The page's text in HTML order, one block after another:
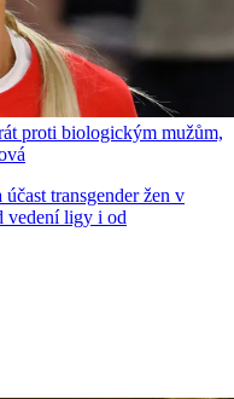
proti biologickým mužům,
transgender žen v
vedení ligy i od